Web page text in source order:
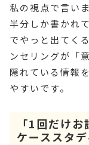
私の視点で言い
半分しか書かれ
でやっと出てく
ンセリングが「
隠れている情報
やすいです。
「1回だけ
ケーススタデ